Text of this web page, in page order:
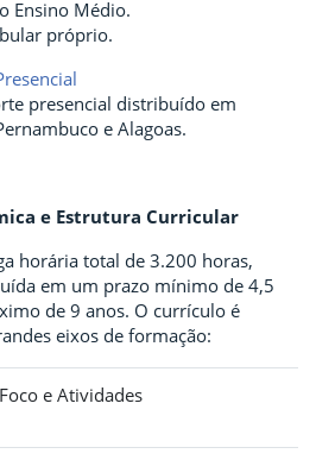
Ensino Médio.
próprio.
presencial distribuído em
e Alagoas.
e Estrutura Curricular
horária total de 3.200 horas,
em um prazo mínimo de 4,5
de 9 anos. O currículo é
eixos de formação:
Foco e Atividades